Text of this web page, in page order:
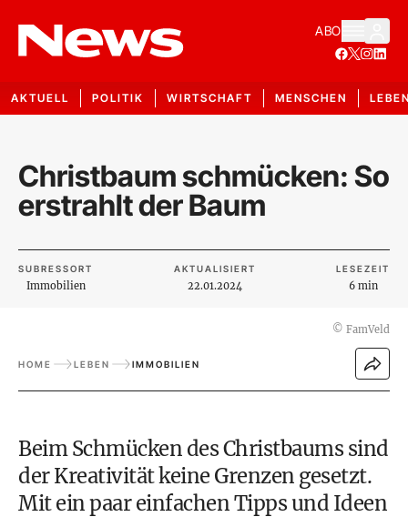
ABO
AKTUELL POLITIK WIRTSCHAFT MENSCHEN
Christbaum schmücken: So
erstrahlt der Baum
SUBRESSORT
Immobilien
AKTUALISIERT
22.01.2024
LESEZEIT
6 min
© FamVeld
HOME LEBEN IMMOBILIEN
Beim Schmücken des Christbaums sind
der Kreativität keine Grenzen gesetzt.
Mit ein paar einfachen Tipps und Ideen